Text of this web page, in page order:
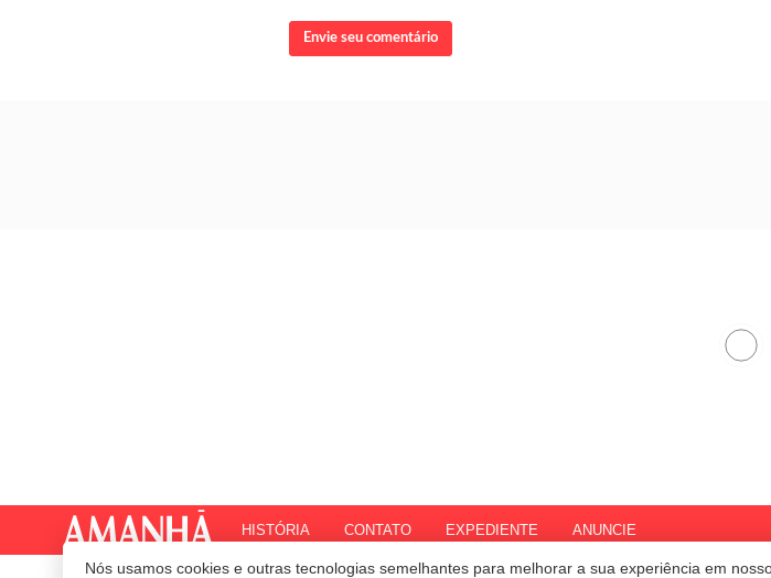
Nós usamos cookies e outras tecnologias semelhantes para melhorar a sua experiência em
Envie seu comentário
HISTÓRIA CONTATO EXPEDIENTE ANUNCIE